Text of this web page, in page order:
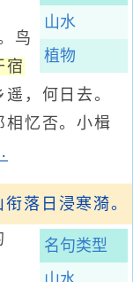
山水
植物
鸟
宿
遥，何日去。
相忆否。小楫
落日浸寒漪。
名句类型